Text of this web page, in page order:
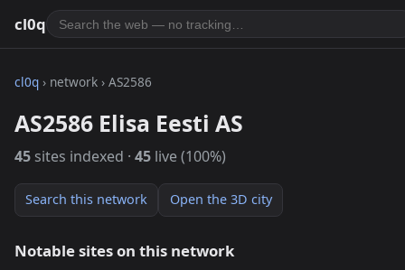
cl0q
cl0q › network › AS2586
AS2586 Elisa Eesti AS
45 sites indexed · 45 live (100%)
Search this network Open the 3D city
Notable sites on this network